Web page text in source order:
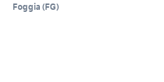
Foggia (FG)